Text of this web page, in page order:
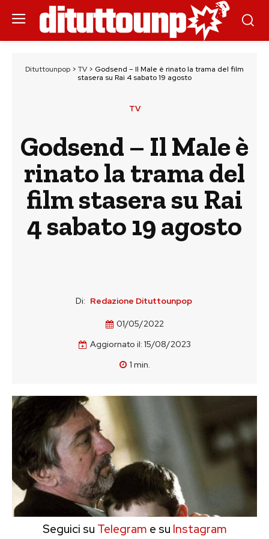
Dituttounpop > TV > Godsend – Il Male è rinato la trama del film
stasera su Rai 4 sabato 19 agosto
TV
Godsend – Il Male è
rinato la trama del
film stasera su Rai
4 sabato 19 agosto
Di: Redazione Dituttounpop
01/05/2022
Aggiornato il: 15/08/2023
1 min.
Seguici su Telegram e su Instagram